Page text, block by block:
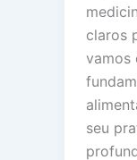
claros
vamos
seu